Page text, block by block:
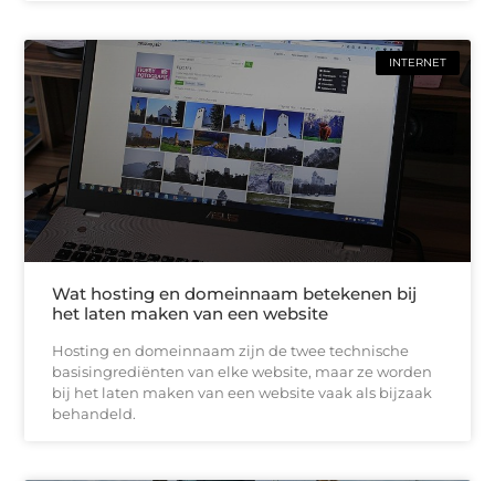
INTERNET
Wat hosting en domeinnaam betekenen bij
het laten maken van een website
Hosting en domeinnaam zijn de twee technische
basisingrediënten van elke website, maar ze worden
bij het laten maken van een website vaak als bijzaak
behandeld.